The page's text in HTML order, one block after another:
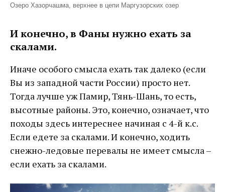
Озеро Хазорчашма, верхнее в цепи Маргузорских озер
И конечно,в Фаны нужно ехать за
скалами.
Иначе особого смысла ехать так далеко (если
Вы из западной части России) просто нет.
Тогда лучше уж Памир, Тянь-Шань, то есть,
высотные районы. Это, конечно, означает, что
походы здесь интереснее начиная с 4-й к.с.
Если едете за скалами. И конечно, ходить
снежно-ледовые перевалы не имеет смысла –
если ехать за скалами.